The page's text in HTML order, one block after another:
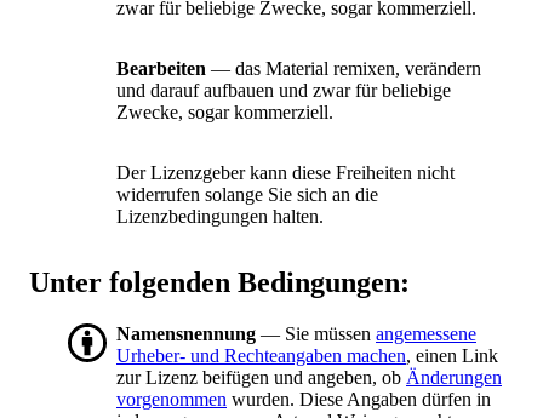
zwar für beliebige Zwecke, sogar kommerziell.
Bearbeiten — das Material remixen, verändern
und darauf aufbauen und zwar für beliebige
Zwecke, sogar kommerziell.
Der Lizenzgeber kann diese Freiheiten nicht
widerrufen solange Sie sich an die
Lizenzbedingungen halten.
Unter folgenden Bedingungen:
Namensnennung — Sie müssen angemessene
Urheber- und Rechteangaben machen, einen Link
zur Lizenz beifügen und angeben, ob Änderungen
vorgenommen wurden. Diese Angaben dürfen in